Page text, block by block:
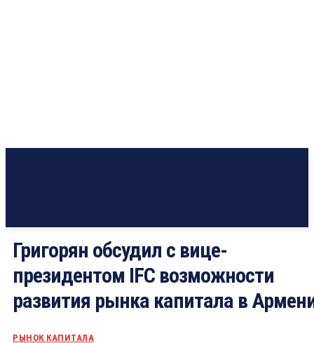
Григорян обсудил с вице-
президентом IFC возможности
развития рынка капитала в
РЫНОК КАПИТАЛА